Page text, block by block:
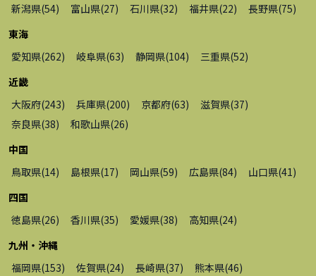
新潟県(54) 富山県(27) 石川県(32) 福井県(22) 長野県(75)
東海
愛知県(262) 岐阜県(63) 静岡県(104) 三重県(52)
近畿
大阪府(243) 兵庫県(200) 京都府(63) 滋賀県(37)
奈良県(38) 和歌山県(26)
中国
鳥取県(14) 島根県(17) 岡山県(59) 広島県(84) 山口県(41 )
四国
徳島県(26) 香川県(35) 愛媛県(38) 高知県(24)
九州・沖縄
福岡県(153) 佐賀県(24) 長崎県(37) 熊本県(46)